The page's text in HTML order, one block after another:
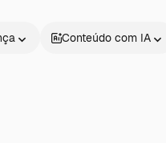
Conteúdo com IA